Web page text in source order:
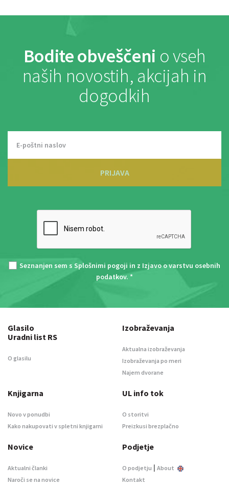
Bodite obveščeni o vseh
naših novostih, akcijah in
dogodkih
PRIJAVA
Seznanjen sem s Splošnimi pogoji in z Izjavo o varstvu osebnih
podatkov. *
Glasilo
Uradni list RS
O glasilu
Izobraževanja
Aktualna izobraževanja
Izobraževanja po meri
Najem dvorane
Knjigarna
Novo v ponudbi
Kako nakupovati v spletni knjigarni
UL info tok
O storitvi
Preizkusi brezplačno
Novice
Aktualni članki
Naroči se na novice
Podjetje
O podjetju | About
Kontakt